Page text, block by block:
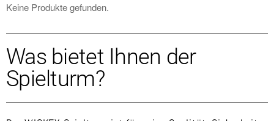
Keine Produkte gefunden.
Was bietet Ihnen der
Spielturm?